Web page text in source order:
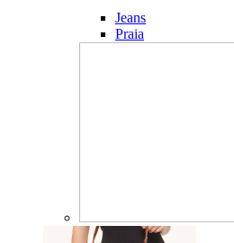
Jeans
Praia